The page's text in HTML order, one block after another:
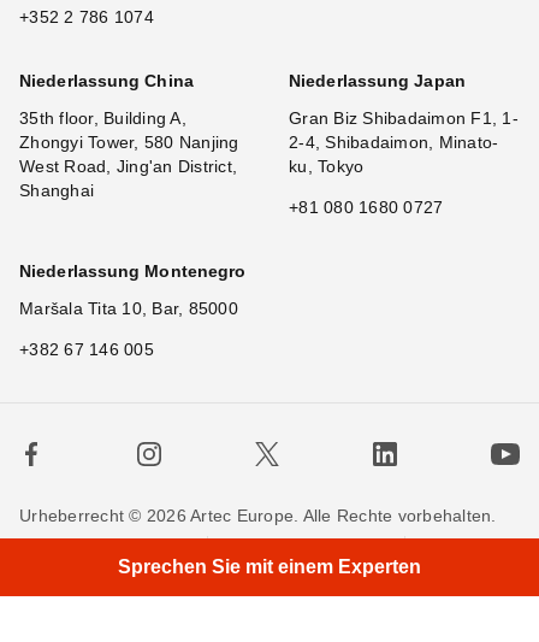
×
+352 2 786 1074
Niederlassung China
35th floor, Building A,
Zhongyi Tower, 580 Nanjing
West Road, Jing'an District,
Shanghai
Niederlassung Japan
Gran Biz Shibadaimon F1, 1-
2-4, Shibadaimon, Minato-
ku, Tokyo
+81 080 1680 0727
Niederlassung Montenegro
Maršala Tita 10, Bar, 85000
+382 67 146 005
Urheberrecht © 2026 Artec Europe. Alle Rechte vorbehalten.
Privatsphäre
Cookie-Richtlinien Kontakieren Sie uns
Sprechen Sie mit einem Experten